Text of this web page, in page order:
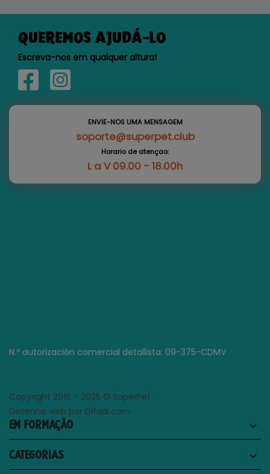
QUEREMOS AJUDÁ-LO
Escreva-nos em qualquer altura!
ENVIE-NOS UMA MENSAGEM
soporte@superpet.club
Horario de atençao:
L a V 09.00 - 18.00h
N.º autorización comercial detallista: 09-375-CDMV
Copyright 2016 - 2025 © SuperPet
Desenho web por Difadi.com
EM FORMAÇÃO keyboard_arrow_down
CATEGORIAS keyboard_arrow_down